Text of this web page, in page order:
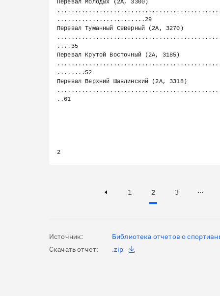
Перевал Молодых (2А, 3300)
.........................29
Перевал Туманный Северный (2А, 3270)
....35
Перевал Крутой Восточный (2А, 3185)
........52
Перевал Верхний Шавлинский (2А, 3318)
..61
Page
1 Page
2 Active, Page
3
Источник:
Библиотека отчетов о
Скачать отчет:
.zip